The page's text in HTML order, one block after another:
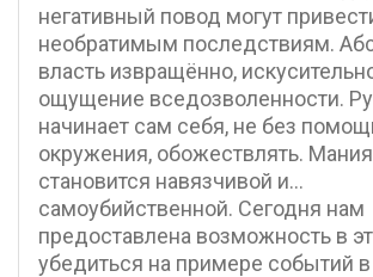
негативный повод могут
необратимым последствиям.
власть извращённо,
ощущение вседозволенности.
начинает сам себя, не без
окружения, обожествлять.
становится навязчивой и…
самоубийственной. Сегодня нам
предоставлена возможность в
убедиться на примере событий в